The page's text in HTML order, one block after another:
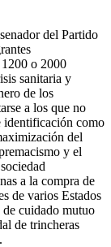
del Partido
o 2000
sanitaria y
de los
a los que no
identificación como
del
y el
a la compra de
de varios Estados
cuidado mutuo
de trincheras